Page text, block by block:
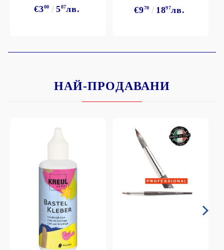
€300 587лв. €970 1897лв.
НАЙ-ПРОДАВАНИ